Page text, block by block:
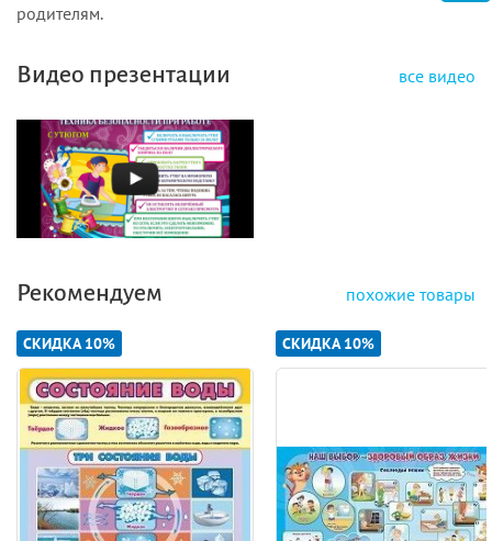
родителям.
Видео презентации все видео
Рекомендуем похожие товары
СКИДКА 10% СКИДКА 10%